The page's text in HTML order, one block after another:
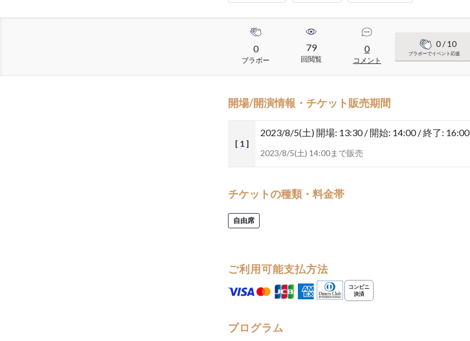
0
ブラボー
79
回閲覧
0
コメント
0/ 10
ブラボーでイベント応援
開場/開演情報・チケット販売期間
[ 1 ]
2023/8/5(土) 開場: 13:30 / 開始: 14:00 / 終了: 16:00
2023/8/5(土) 14:00まで販売
チケットの種類・料金帯
自由席
ご利用可能支払方法
プログラム